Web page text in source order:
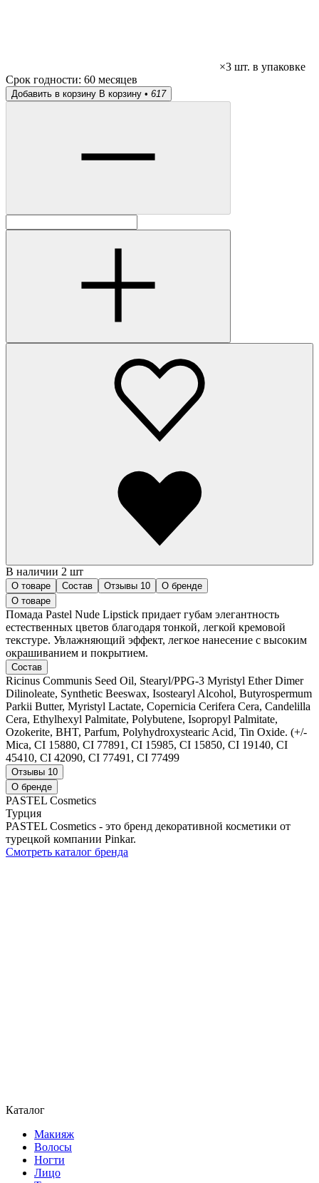
×3 шт. в упаковке
Срок годности: 60 месяцев
Добавить в корзину В корзину • 617
В наличии 2 шт
О товаре Состав Отзывы 10
О бренде
О товаре
Помада Pastel Nude Lipstick придает губам элегантность
естественных цветов благодаря тонкой, легкой кремовой
текстуре. Увлажняющий эффект, легкое нанесение с высоким
окрашиванием и покрытием.
Состав
Ricinus Communis Seed Oil, Stearyl/PPG-3 Myristyl Ether Dimer
Dilinoleate, Synthetic Beeswax, Isostearyl Alcohol, Butyrospermum
Parkii Butter, Myristyl Lactate, Copernicia Cerifera Cera, Candelilla
Cera, Ethylhexyl Palmitate, Polybutene, Isopropyl Palmitate,
Ozokerite, BHT, Parfum, Polyhydroxystearic Acid, Tin Oxide. (+/-
Mica, CI 15880, CI 77891, CI 15985, CI 15850, CI 19140, CI
45410, CI 42090, CI 77491, CI 77499
Отзывы 10
О бренде
PASTEL Cosmetics
Турция
PASTEL Cosmetics - это бренд декоративной косметики от
турецкой компании Pinkar.
Смотреть каталог бренда
Каталог
Макияж
Волосы
Ногти
Лицо